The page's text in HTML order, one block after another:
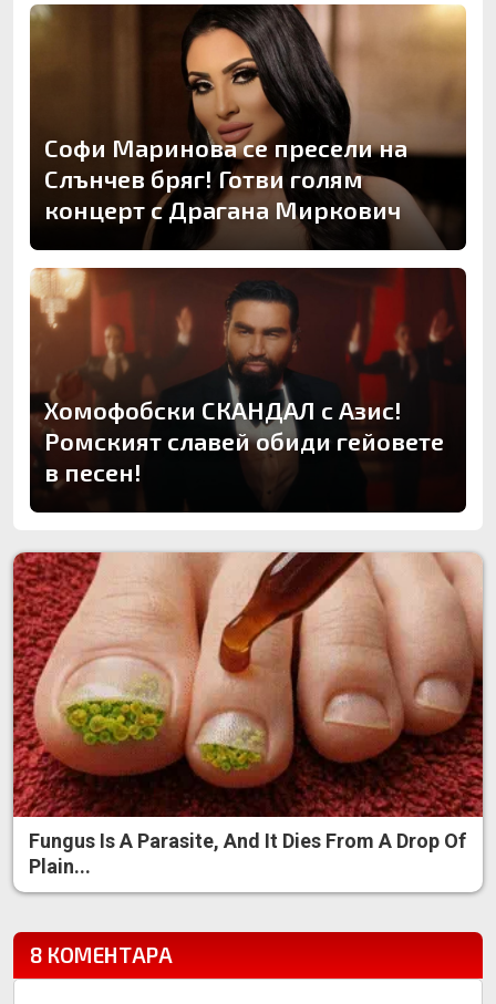
Софи Маринова се пресели на
Слънчев бряг! Готви голям
концерт с Драгана Миркович
Хомофобски СКАНДАЛ с Азис!
Ромският славей обиди гейовете
в песен!
Fungus Is A Parasite, And It Dies From A Drop Of
Plain...
8 КОМЕНТАРА